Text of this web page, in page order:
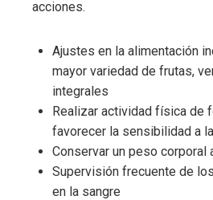
acciones.
Ajustes en la alimentación
mayor variedad de frutas,
integrales
Realizar actividad física de
favorecer la sensibilidad a
Conservar un peso corporal
Supervisión frecuente de
en la sangre